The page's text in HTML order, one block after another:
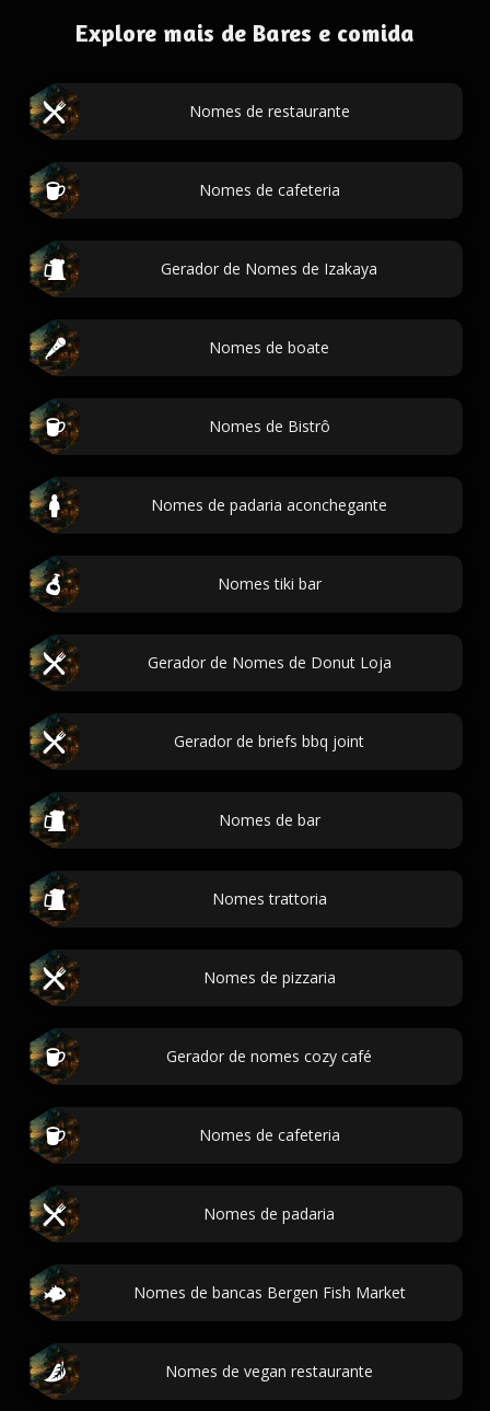
Explore mais de Bares e comida
Nomes de restaurante
Nomes de cafeteria
Gerador de Nomes de Izakaya
Nomes de boate
Nomes de Bistrô
Nomes de padaria aconchegante
Nomes tiki bar
Gerador de Nomes de Donut Loja
Gerador de briefs bbq joint
Nomes de bar
Nomes trattoria
Nomes de pizzaria
Gerador de nomes cozy café
Nomes de cafeteria
Nomes de padaria
Nomes de bancas Bergen Fish Market
Nomes de vegan restaurante